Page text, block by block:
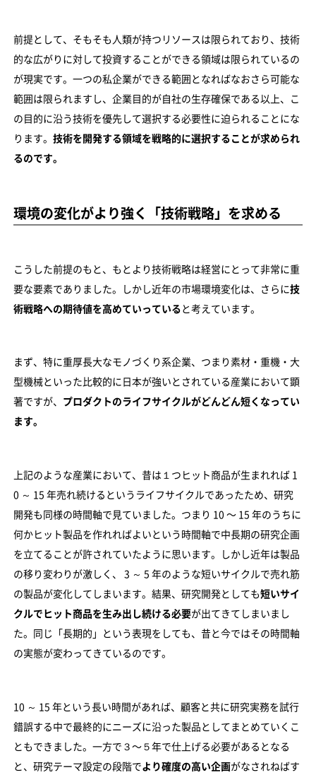
前提として、そもそも人類が持つリソースは限られており、技術
的な広がりに対して投資することができる領域は限られているの
が現実です。一つの私企業ができる範囲となればなおさら可能な
範囲は限られますし、企業目的が自社の生存確保である以上、こ
の目的に沿う技術を優先して選択する必要性に迫られることにな
ります。技術を開発する領域を戦略的に選択することが求められ
るのです。
環境の変化がより強く「技術戦略」を求める
こうした前提のもと、もとより技術戦略は経営にとって非常に重
要な要素でありました。しかし近年の市場環境変化は、さらに技
術戦略への期待値を高めていっている と考えています。
まず、特に重厚長大なモノづくり系企業、つまり素材・重機・大
型機械といった比較的に日本が強いとされている産業において顕
著ですが、 プロダクトのライフサイクルがどんどん短くなってい
ます。
上記のような産業において、昔は１つヒット商品が生まれれば 1
0 ～ 15 年売れ続けるというライフサイクルであったため、研究
開発も同様の時間軸で見ていました。つまり 10 〜 15 年のうちに
何かヒット製品を作れればよいという時間軸で中長期の研究企画
を立てることが許されていたように思います。しかし近年は製品
の移り変わりが激しく、 3 ～ 5 年のような短いサイクルで売れ筋
の製品が変化してしまいます。結果、研究開発としても短いサイ
クルでヒット商品を生み出し続ける必要が出てきてしまいまし
た。同じ「長期的」という表現をしても、昔と今ではその時間軸
の実態が変わってきているのです。
10 ～ 15 年という長い時間があれば、顧客と共に研究実務を試行
錯誤する中で最終的にニーズに沿った製品としてまとめていくこ
ともできました。一方で３〜５年で仕上げる必要があるとなる
と、研究テーマ設定の段階でより確度の高い企画がなされねばす